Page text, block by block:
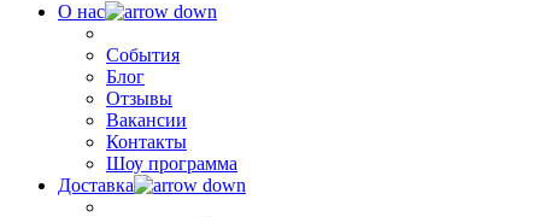
О нас
События
Блог
Отзывы
Вакансии
Контакты
Шоу программа
Доставка